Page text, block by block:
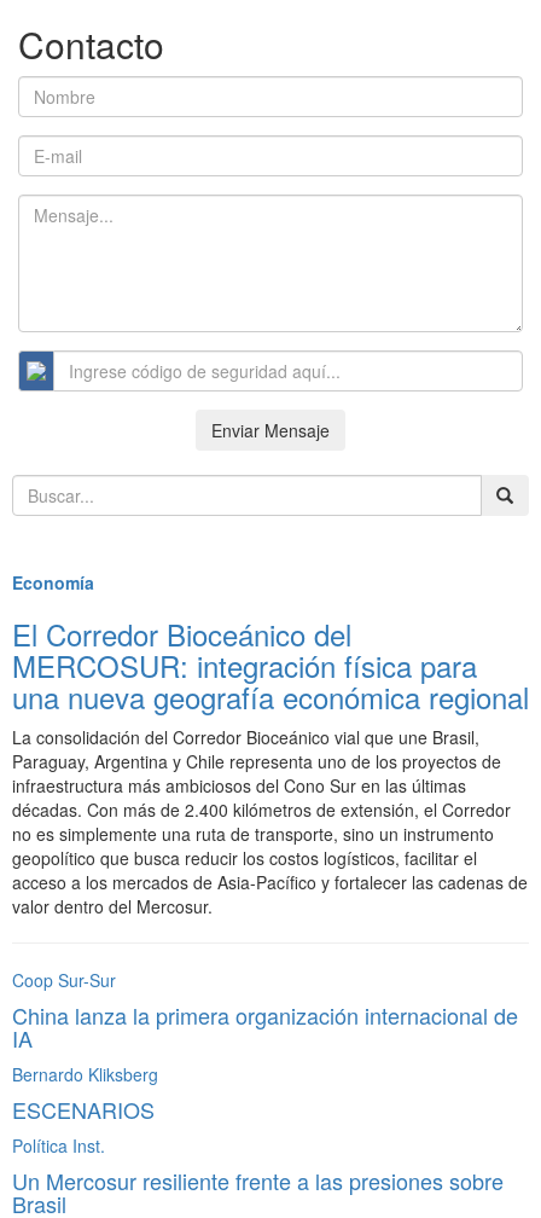
Contacto
Enviar Mensaje
Economía
El Corredor Bioceánico del
MERCOSUR: integración física para
una nueva geografía económica regional
La consolidación del Corredor Bioceánico vial que une Brasil,
Paraguay, Argentina y Chile representa uno de los proyectos de
infraestructura más ambiciosos del Cono Sur en las últimas
décadas. Con más de 2.400 kilómetros de extensión, el Corredor
no es simplemente una ruta de transporte, sino un instrumento
geopolítico que busca reducir los costos logísticos, facilitar el
acceso a los mercados de Asia-Pacífico y fortalecer las cadenas de
valor dentro del Mercosur.
Coop Sur-Sur
China lanza la primera organización internacional de
IA
Bernardo Kliksberg
ESCENARIOS
Política Inst.
Un Mercosur resiliente frente a las presiones sobre
Brasil